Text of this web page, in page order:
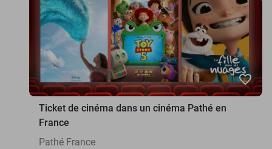
favorite_border
Ticket de cinéma dans un cinéma Pathé en
France
Pathé France